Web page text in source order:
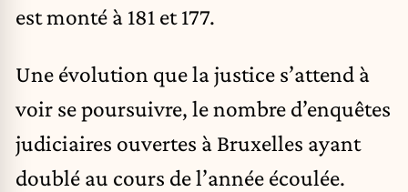
est monté à 181 et 177.
Une évolution que la justice s’attend à
voir se poursuivre, le nombre d’enquêtes
judiciaires ouvertes à Bruxelles ayant
doublé au cours de l’année écoulée.